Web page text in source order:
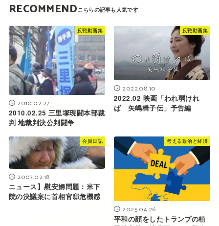
RECOMMEND
反戦動画集
2010.02.27
2010.02.25 三里塚現闘本部裁
判 地裁判決公判闘争
反戦動画集
2022.08.10
2022.02 映画「われ弱けれ
ば 矢嶋楫子伝」予告編
会員日記
2007.02.18
ニュース】慰安婦問題：米下
院の決議案に首相官邸危機感
考える政治と経済
2025.04.26
平和の顔をしたトランプの植